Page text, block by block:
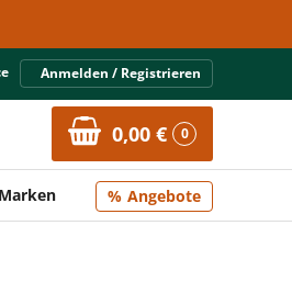
Anmelden / Registrieren
0,00 € 0
Marken Angebote